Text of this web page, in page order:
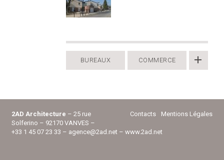
BUREAUX COMMERCE
Contacts Mentions Légales
2AD Architecture – 25 rue
Solferino – 92170 VANVES –
+33 1 45 07 23 33 – agence@2ad.net – www.2ad.net